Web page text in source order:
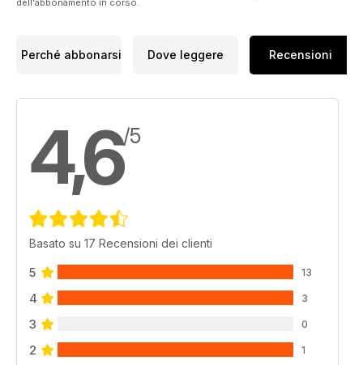
dell'abbonamento in corso.
Perché abbonarsi Dove leggere Recensioni
4,6/5
Basato su 17 Recensioni dei clienti
5 13
4 3
3 0
2 1